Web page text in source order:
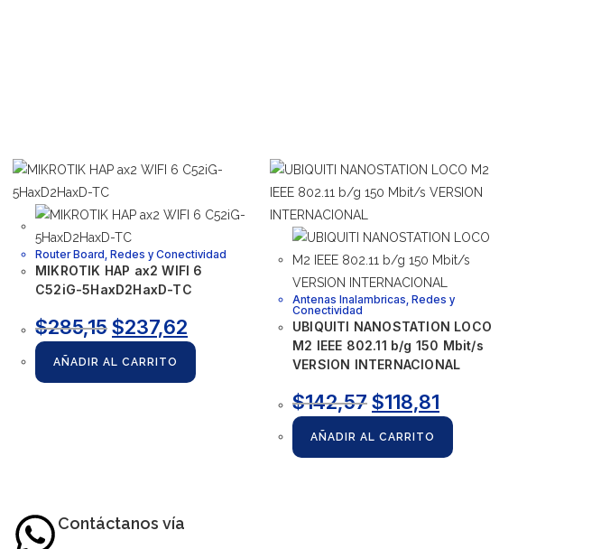
Router Board, Redes y Conectividad
MIKROTIK HAP ax2 WIFI 6
C52iG-5HaxD2HaxD-TC
$285,15$237,62
AÑADIR AL CARRITO
Antenas Inalambricas, Redes y
Conectividad
UBIQUITI NANOSTATION LOCO
M2 IEEE 802.11 b/g 150 Mbit/s
VERSION INTERNACIONAL
$142,57$118,81
AÑADIR AL CARRITO
Contáctanos vía